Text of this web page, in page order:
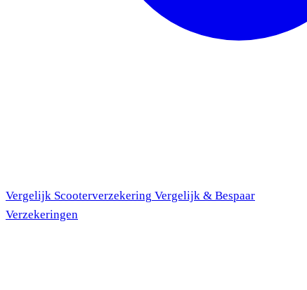
Vergelijk Scooterverzekering Vergelijk & Bespaar
Verzekeringen